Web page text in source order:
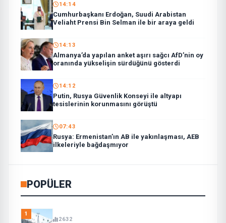
14:14
Cumhurbaşkanı Erdoğan, Suudi Arabistan
Veliaht Prensi Bin Selman ile bir araya geldi
14:13
Almanya’da yapılan anket aşırı sağcı AfD’nin oy
oranında yükselişin sürdüğünü gösterdi
14:12
Putin, Rusya Güvenlik Konseyi ile altyapı
tesislerinin korunmasını görüştü
07:43
Rusya: Ermenistan’ın AB ile yakınlaşması, AEB
ilkeleriyle bağdaşmıyor
POPÜLER
1
2632